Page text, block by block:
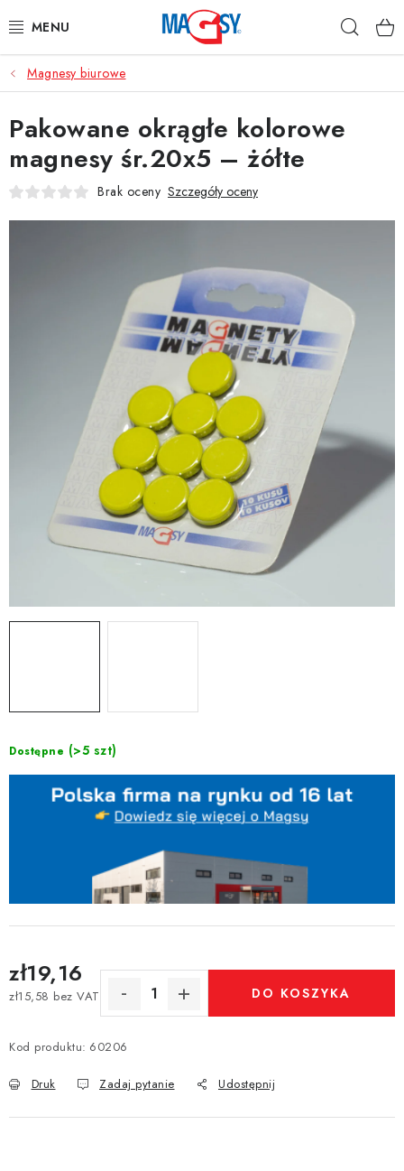
do
GŁÓWNE KATEGORIE
MAGNETYCZNE POMOCE
MAGNESY PRZEMYSŁOWE
INNE MAGNESY
Regulamin e-sklepu
Ochrona danych osobowych
Odstąpienie od umowy
Magnesy biurowe
Dostępne (>5 szt)
zł19,16
zł15,58 bez VAT
Cena jednostkowa:
DO KOSZYKA
Kod produktu: 60206
Druk Zadaj pytanie Udostępnij
Pakowane okrągłe kolorowe
magnesy śr.20x5 – żółte
Brak oceny Szczegóły oceny